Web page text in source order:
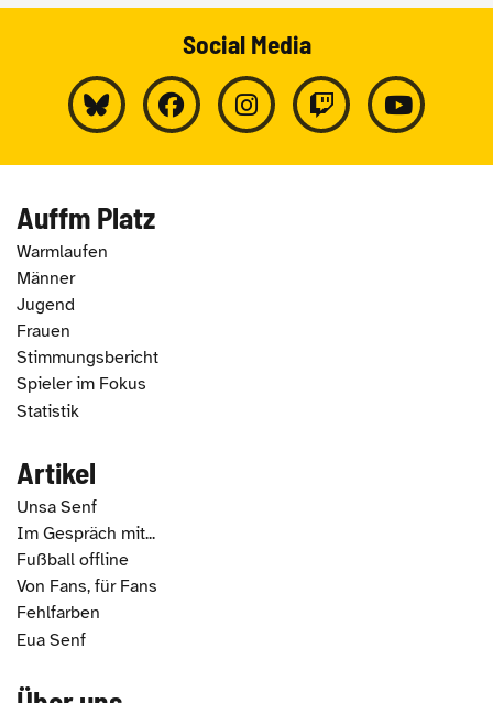
Social Media
Auffm Platz
Warmlaufen
Männer
Jugend
Frauen
Stimmungsbericht
Spieler im Fokus
Statistik
Artikel
Unsa Senf
Im Gespräch mit...
Fußball offline
Von Fans, für Fans
Fehlfarben
Eua Senf